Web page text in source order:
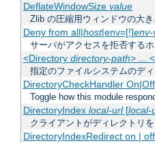
DeflateWindowSize value
Zlib の圧縮用ウィンドウの大き
Deny from all|host|env=[!]env-
サーバがアクセスを拒否する
<Directory directory-path> ...
指定のファイルシステムのデ
DirectoryCheckHandler On|Off
Toggle how this module
DirectoryIndex local-url[local-
クライアントがディレクトリ
DirectoryIndexRedirect on |